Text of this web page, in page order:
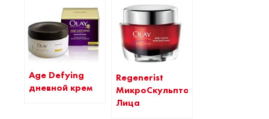
Age Defying
дневной крем
Regenerist
МикроСкульптор
Лица